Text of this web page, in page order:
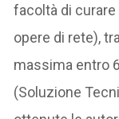
facoltà di curare
opere di rete),
massima entro
(Soluzione